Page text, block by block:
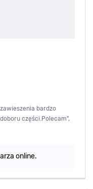
bardzo
części.Polecam",
online.